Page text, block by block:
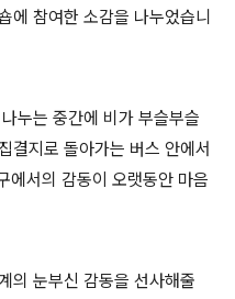
에 참여한 소감을 나누었습니
누는 중간에 비가 부슬부슬
결지로 돌아가는 버스 안에서
에서의 감동이 오랫동안 마음
의 눈부신 감동을 선사해줄